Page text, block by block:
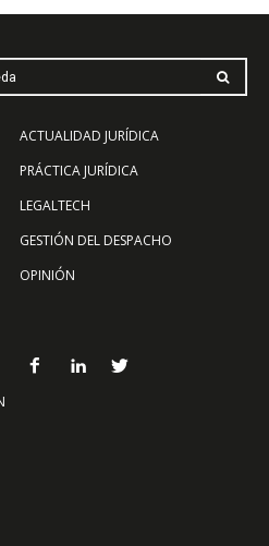
ACTUALIDAD JURÍDICA
PRÁCTICA JURÍDICA
LEGALTECH
GESTIÓN DEL DESPACHO
OPINIÓN